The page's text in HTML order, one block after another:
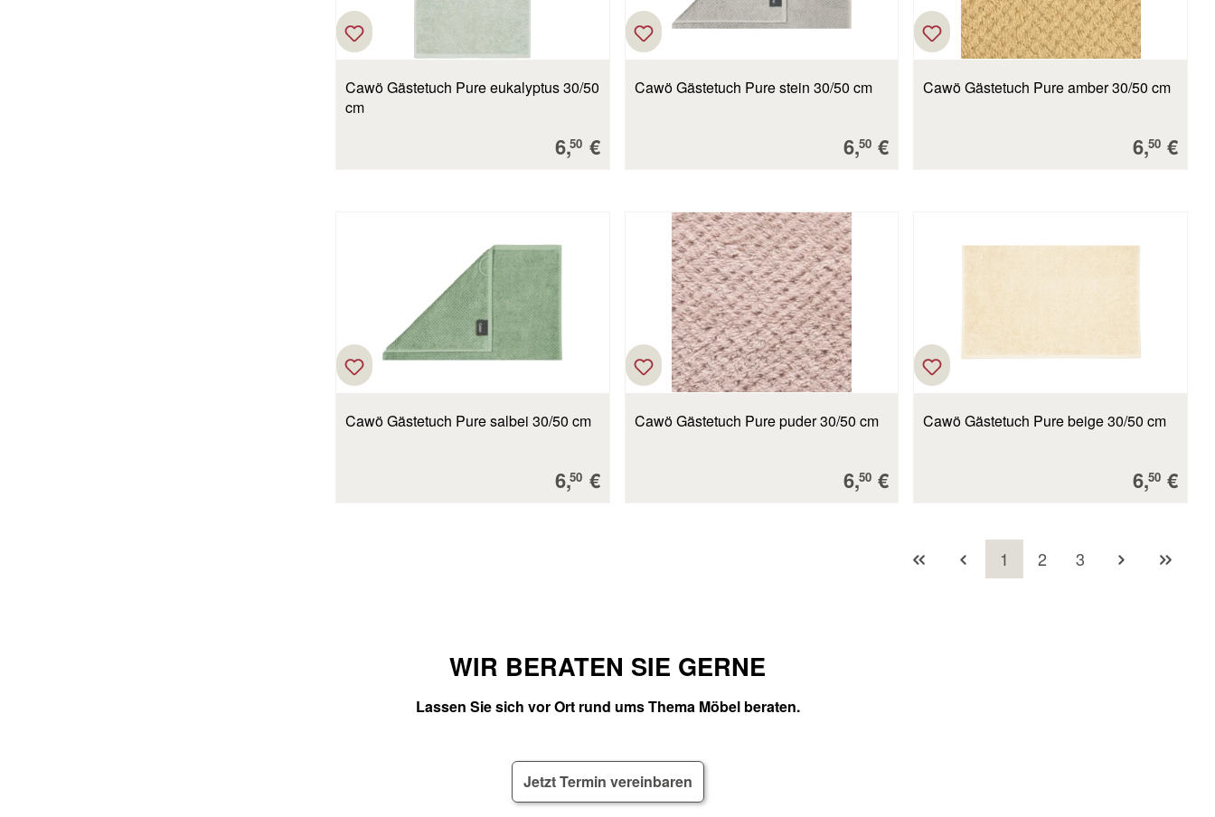
Cawö Gästetuch Pure eukalyptus 30/50
cm
Verkaufspreis:
6,50 €
Cawö Gästetuch Pure stein 30/50 cm
Verkaufspreis:
6,50 €
Cawö Gästetuch Pure amber 30/50 cm
6,50 €
Cawö Gästetuch Pure salbei 30/50 cm
Verkaufspreis:
6,50 €
Cawö Gästetuch Pure puder 30/50 cm
Verkaufspreis:
6,50 €
Cawö Gästetuch Pure beige 30/50 cm
6,50 €
Seite
1 Seite
2 Seite
3
WIR BERATEN SIE GERNE
Lassen Sie sich vor Ort rund ums Thema Möbel beraten.
Jetzt Termin vereinbaren